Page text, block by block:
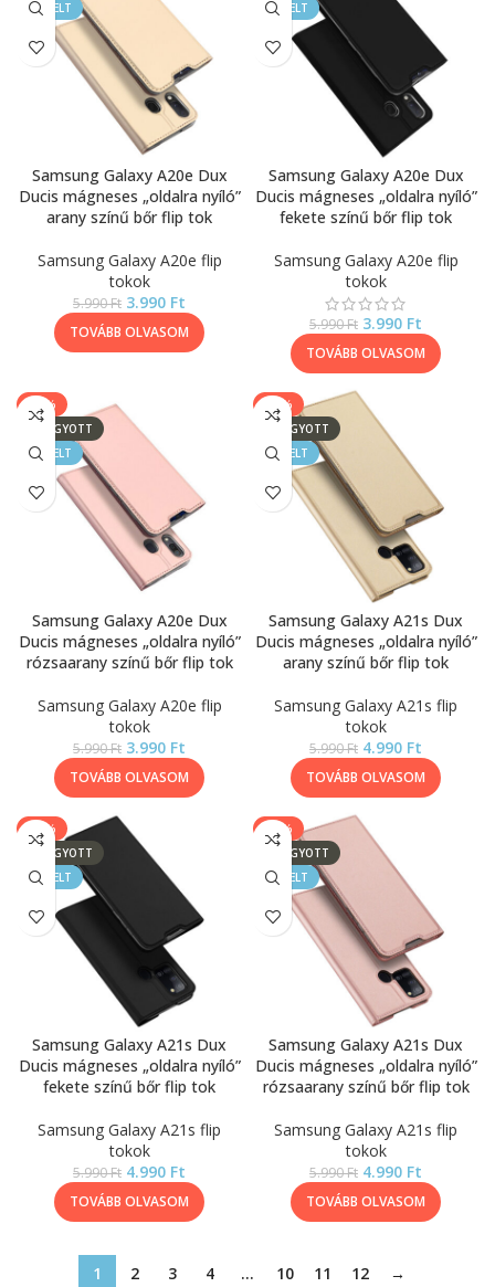
KIEMELT
Samsung Galaxy A20e Dux
Ducis mágneses „oldalra nyíló”
arany színű bőr flip tok
Samsung Galaxy A20e flip
tokok
5.990Ft 3.990 Ft
TOVÁBB OLVASOM
KIEMELT
Samsung Galaxy A20e Dux
Ducis mágneses „oldalra nyíló”
fekete színű bőr flip tok
Samsung Galaxy A20e flip
tokok
5.990Ft 3.990 Ft
TOVÁBB OLVASOM
-33%
ELFOGYOTT
KIEMELT
Samsung Galaxy A20e Dux
Ducis mágneses „oldalra nyíló”
rózsaarany színű bőr flip tok
Samsung Galaxy A20e flip
tokok
5.990Ft 3.990 Ft
TOVÁBB OLVASOM
-17%
ELFOGYOTT
KIEMELT
Samsung Galaxy A21s Dux
Ducis mágneses „oldalra nyíló”
arany színű bőr flip tok
Samsung Galaxy A21s flip
tokok
5.990Ft 4.990 Ft
TOVÁBB OLVASOM
-17%
ELFOGYOTT
KIEMELT
Samsung Galaxy A21s Dux
Ducis mágneses „oldalra nyíló”
fekete színű bőr flip tok
Samsung Galaxy A21s flip
tokok
5.990Ft 4.990 Ft
TOVÁBB OLVASOM
-17%
ELFOGYOTT
KIEMELT
Samsung Galaxy A21s Dux
Ducis mágneses „oldalra nyíló”
rózsaarany színű bőr flip tok
Samsung Galaxy A21s flip
tokok
5.990Ft 4.990 Ft
TOVÁBB OLVASOM
1 2 3 4 … 10 11 12 →